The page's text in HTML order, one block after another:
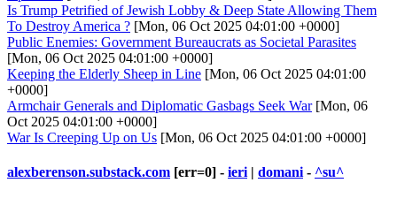
Is Trump Petrified of Jewish Lobby & Deep State Allowing Them
To Destroy America ? [Mon, 06 Oct 2025 04:01:00 +0000]
Public Enemies: Government Bureaucrats as Societal Parasites
[Mon, 06 Oct 2025 04:01:00 +0000]
Keeping the Elderly Sheep in Line [Mon, 06 Oct 2025 04:01:00
+0000]
Armchair Generals and Diplomatic Gasbags Seek War[Mon, 06
Oct 2025 04:01:00 +0000]
War Is Creeping Up on Us [Mon, 06 Oct 2025 04:01:00 +0000]
alexberenson.substack.com [err=0] - ieri | domani - ^su^